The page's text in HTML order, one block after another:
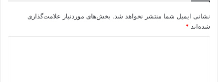
نشانی ایمیل شما منتشر نخواهد شد. بخش‌های موردنیاز علامت‌گذاری
شده‌اند *